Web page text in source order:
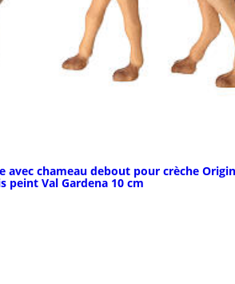
avec chameau debout pour crèche
peint Val Gardena 10 cm